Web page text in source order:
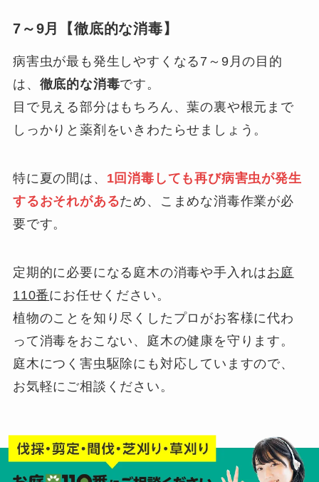
7～9月【徹底的な消毒】
病害虫が最も発生しやすくなる7～9月の目的
は、 徹底的な消毒です。
目で見える部分はもちろん、葉の裏や根元まで
しっかりと薬剤をいきわたらせましょう。
特に夏の間は、 1回消毒しても再び病害虫が発生
するおそれがあるため、こまめな消毒作業が必
要です。
定期的に必要になる庭木の消毒や手入れはお庭
110番にお任せください。
植物のことを知り尽くしたプロがお客様に代わ
って消毒をおこない、庭木の健康を守ります。
庭木につく害虫駆除にも対応していますので、
お気軽にご相談ください。